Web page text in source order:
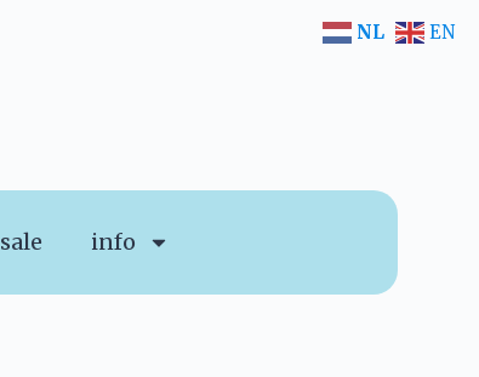
sale info
NL EN